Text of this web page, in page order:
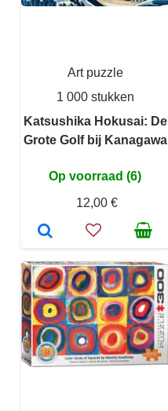
Art puzzle
1 000 stukken
Katsushika Hokusai: De
Grote Golf bij Kanagawa
Op voorraad (6)
12,00 €